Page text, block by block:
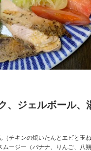
ジェルボール、
チキンの焼いたんとエビと玉
ージー（バナナ、りんご、八朔